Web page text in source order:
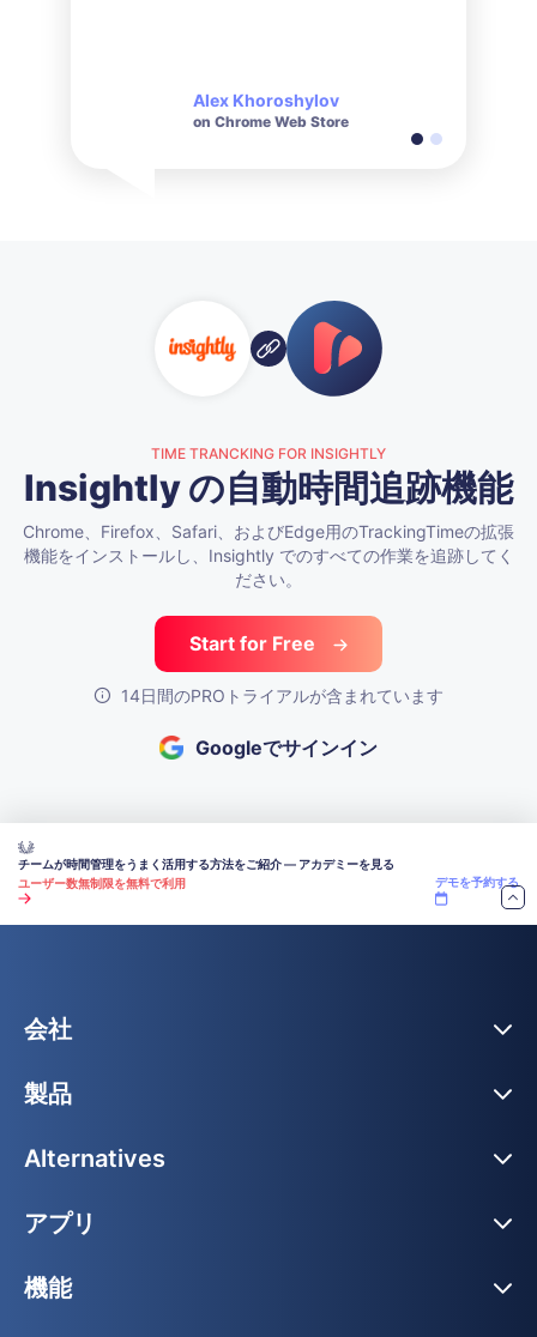
Alex Khoroshylov
on Chrome Web Store
Salvador Carranza
on Chrome Web Store
TIME TRANCKING FOR INSIGHTLY
Insightly の自動時間追跡機能
Chrome、Firefox、Safari、およびEdge用のTrackingTimeの拡張
機能をインストールし、Insightly でのすべての作業を追跡してく
ださい。
Start for Free
14日間のPROトライアルが含まれています
Googleでサインイン
チームが時間管理をうまく活用する方法をご紹介 — アカデミーを見る
ユーザー数無制限を無料で利用
デモを予約する
会社
製品
Alternatives
アプリ
機能